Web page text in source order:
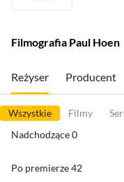
Filmografia Paul Hoen
Reżyser Producent
Wszystkie Filmy
Nadchodzące0
Po premierze42